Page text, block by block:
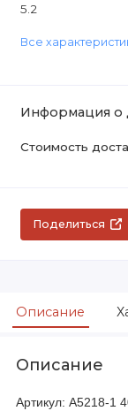
5.2
Все
Информация о
Стоимость
Поделиться
Описание
Описание
Артикул: A5218-1